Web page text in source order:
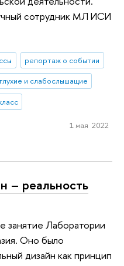
сотрудник МЛ ИСИ
репортаж о событии
глухие и слабослышащие
1 мая 2022
– реальность
занятие Лаборатории
Оно было
дизайн как принцип